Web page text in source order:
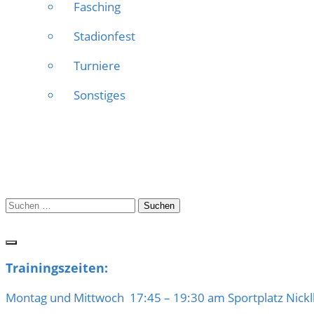
Fasching
Stadionfest
Turniere
Sonstiges
Suchen
Trainingszeiten:
Montag und Mittwoch 17:45 – 19:30 am Sportplatz